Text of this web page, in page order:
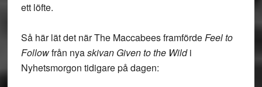
ett löfte.
Så här lät det när The Maccabees framfördeFeel to
Followfrån nyaskivan Given to the Wildi
Nyhetsmorgon tidigare på dagen: